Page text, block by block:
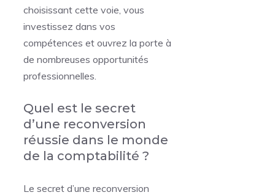
choisissant cette voie, vous
investissez dans vos
compétences et ouvrez la porte à
de nombreuses opportunités
professionnelles.
Quel est le secret
d’une reconversion
réussie dans le monde
de la comptabilité ?
Le secret d’une reconversion